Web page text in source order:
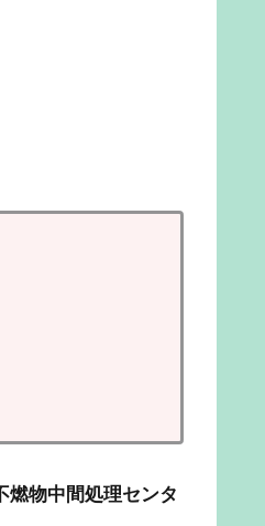
燃物中間処理センタ